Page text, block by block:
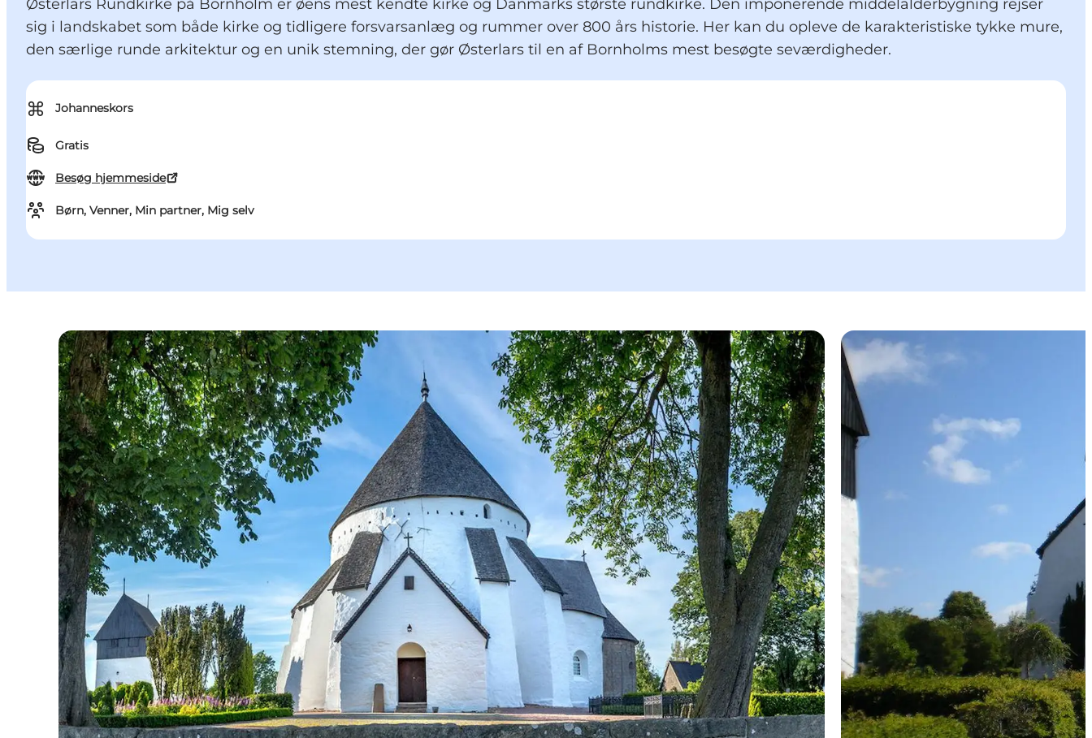
Østerlars Rundkirke på Bornholm er øens mest kendte kirke og Danmarks største rundkirke. Den imponerende middelalderbygning rejser
sig i landskabet som både kirke og tidligere forsvarsanlæg og rummer over 800 års historie. Her kan du opleve de karakteristiske tykke mure,
den særlige runde arkitektur og en unik stemning, der gør Østerlars til en af Bornholms mest besøgte seværdigheder.
⌘ Johanneskors
Gratis
Besøg hjemmeside
Børn, Venner, Min partner, Mig selv